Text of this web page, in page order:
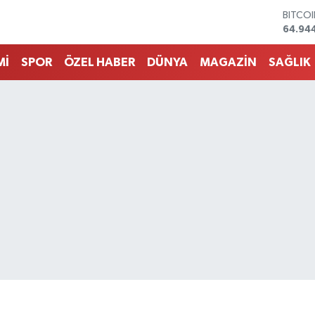
EURO
SPOR ÖZEL HABER DÜNYA MAGAZİN SAĞLIK